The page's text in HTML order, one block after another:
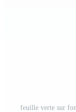
feuille verte sur